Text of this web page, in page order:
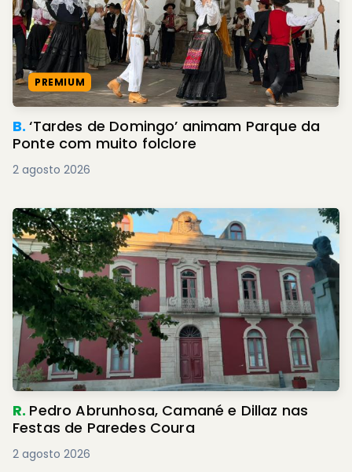
PREMIUM
B.‘Tardes de Domingo’ animam Parque da
Ponte com muito folclore
2 agosto 2026
R. Pedro Abrunhosa, Camané e Dillaz nas
Festas de Paredes Coura
2 agosto 2026